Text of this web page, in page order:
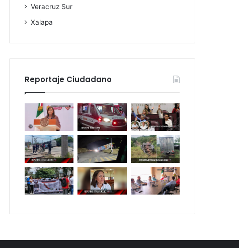
Veracruz Sur
Xalapa
Reportaje Ciudadano